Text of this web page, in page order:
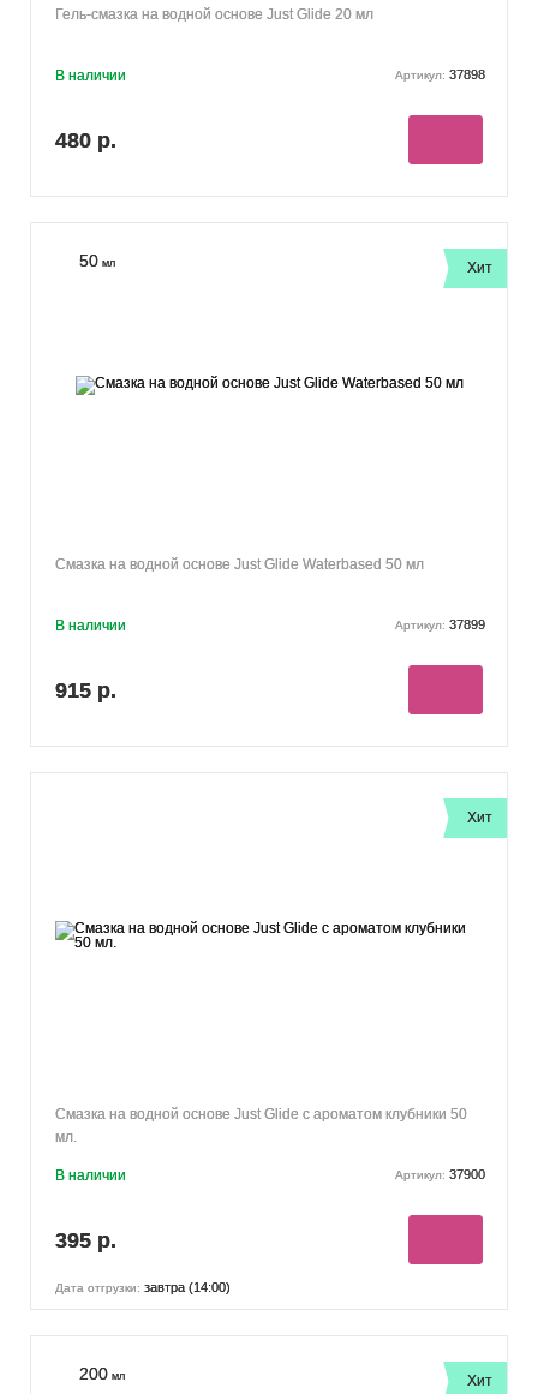
Гель-смазка на водной основе Just Glide 20 мл
В наличии Артикул: 37898
480 р.
50 мл Хит
Смазка на водной основе Just Glide Waterbased 50 мл
В наличии Артикул: 37899
915 р.
Хит
Смазка на водной основе Just Glide с ароматом клубники 50
мл.
В наличии Артикул: 37900
395 р.
Дата отгрузки: завтра (14:00)
200 мл Хит